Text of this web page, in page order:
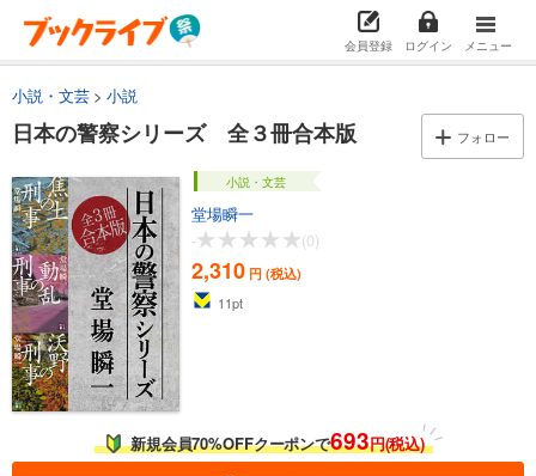
会員登録 ログイン メニュー
小説・文芸 小説
日本の警察シリーズ 全３冊合本版 フォロー
小説・文芸
堂場瞬一
-
(0)
2,310 円 (税込)
11pt
新規会員70%OFFクーポンで693円(税込)